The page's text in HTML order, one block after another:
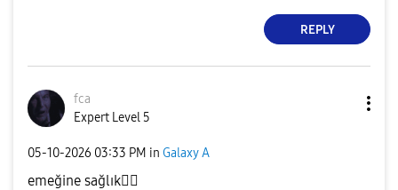
REPLY
fca
Expert Level 5
‎05-10-2026 03:33 PM in Galaxy A
emeğine sağlık👍🏻